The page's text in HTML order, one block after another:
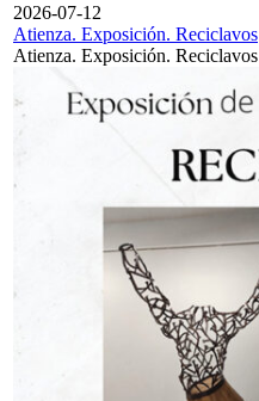
2026-07-12
Atienza. Exposición. Reciclavos
Atienza. Exposición. Reciclavos